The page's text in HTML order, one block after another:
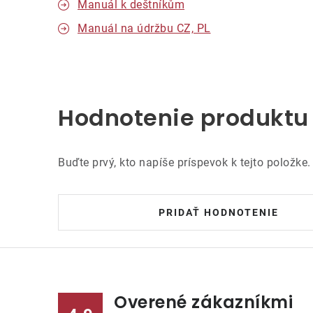
Manuál k deštníkům
Manuál na údržbu CZ, PL
Hodnotenie
Buďte prvý, kto napíše príspevok k tejto položke.
PRIDAŤ HODNOTENIE
Overené zákazníkmi